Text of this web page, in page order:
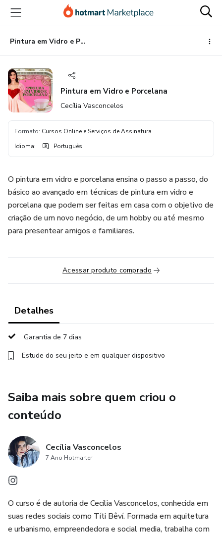
para
conteúdo
principal
para
pagamento
para
rodapé
Pintura em Vidro e Porcelana
Pintura em Vidro e Porcelana
Cecília Vasconcelos
Formato: Cursos Online e Serviços de Assinatura
Idioma: Português
O pintura em vidro e porcelana ensina o passo a passo, do
básico ao avançado em técnicas de pintura em vidro e
porcelana que podem ser feitas em casa com o objetivo de
criação de um novo negócio, de um hobby ou até mesmo
para presentear amigos e familiares.
Acessar produto comprado
Detalhes
Garantia de 7 dias
Estude do seu jeito e em qualquer dispositivo
Saiba mais sobre quem criou o
conteúdo
Cecília Vasconcelos
7 Ano Hotmarter
O curso é de autoria de Cecília Vasconcelos, conhecida em
suas redes sociais como Títi Bêví. Formada em aquitetura
e urbanismo, empreendedora e social media, trabalha com